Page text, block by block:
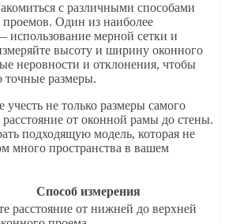
с различными способами
Один из наиболее
мерной сетки и
высоту и ширину оконного
неровности и отклонения, чтобы
точные размеры.
учесть не только размеры самого
от оконной рамы до стены.
подходящую модель, которая не
много пространства в вашем
Способ измерения
расстояние от нижней до верхней